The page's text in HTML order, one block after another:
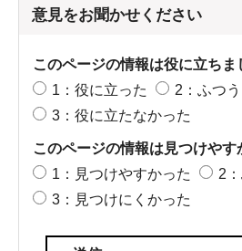
意見をお聞かせください
このページの情報は役に立ちま
1：役に立った
2：ふつう
3：役に立たなかった
このページの情報は見つけやす
1：見つけやすかった
2
3：見つけにくかった